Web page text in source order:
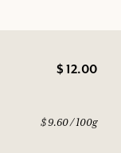
$ 12.00
$ 9.60 / 100g